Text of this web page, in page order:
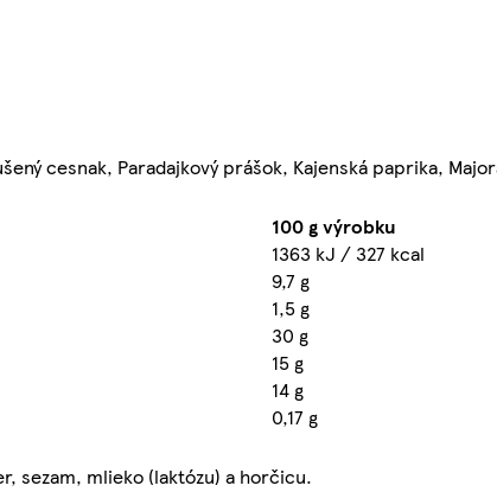
cesnak, Paradajkový prášok, Kajenská paprika,
100 g výrobku
1363 kJ / 327 kcal
9,7 g
1,5 g
30 g
15 g
14 g
0,17 g
sezam, mlieko (laktózu) a horčicu.